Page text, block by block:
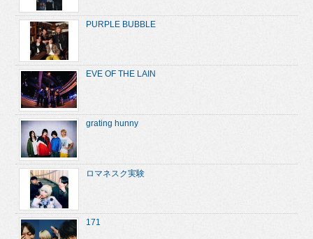
PURPLE BUBBLE
EVE OF THE LAIN
grating hunny
ロマネスク実験
171